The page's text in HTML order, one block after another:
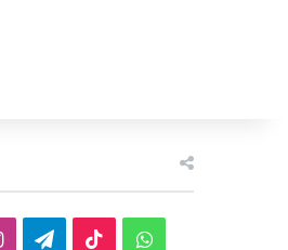
InstagramTelegram
TikTokWhatsApp